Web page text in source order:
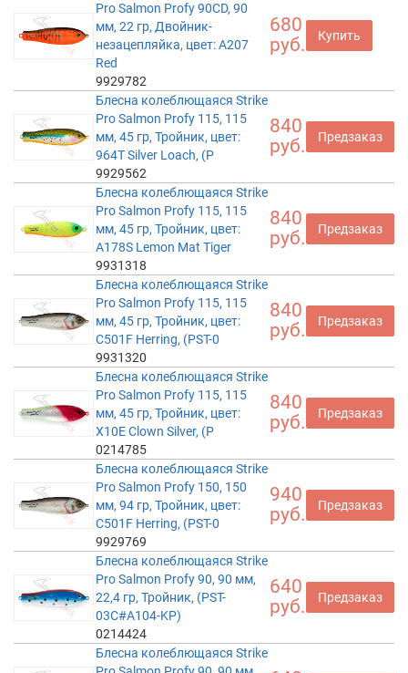
Pro Salmon Profy 90CD, 90
мм, 22 гр, Двойник-
незацепляйка, цвет: A207
Red
9929782
680
руб.
Купить
Блесна колеблющаяся Strike
Pro Salmon Profy 115, 115
мм, 45 гр, Тройник, цвет:
964T Silver Loach, (P
9929562
840
руб.
Предзаказ
Блесна колеблющаяся Strike
Pro Salmon Profy 115, 115
мм, 45 гр, Тройник, цвет:
A178S Lemon Mat Tiger
9931318
840
руб.
Предзаказ
Блесна колеблющаяся Strike
Pro Salmon Profy 115, 115
мм, 45 гр, Тройник, цвет:
C501F Herring, (PST-0
9931320
840
руб.
Предзаказ
Блесна колеблющаяся Strike
Pro Salmon Profy 115, 115
мм, 45 гр, Тройник, цвет:
X10E Clown Silver, (P
0214785
840
руб.
Предзаказ
Блесна колеблющаяся Strike
Pro Salmon Profy 150, 150
мм, 94 гр, Тройник, цвет:
C501F Herring, (PST-0
9929769
940
руб.
Предзаказ
Блесна колеблющаяся Strike
Pro Salmon Profy 90, 90 мм,
22,4 гр, Тройник, (PST-
03C#A104-KP)
0214424
640
руб.
Предзаказ
Блесна колеблющаяся Strike